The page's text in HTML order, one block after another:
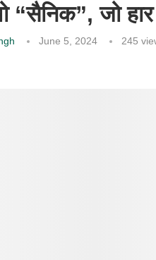
जो हार
June 5, 2024 245